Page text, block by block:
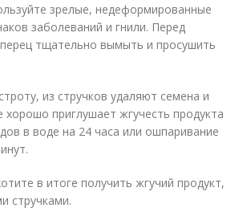
зрелые, недеформированные
заболеваний и гнили. Перед
тщательно вымыть и просушить
из стручков удаляют семена и
хорошо приглушает жгучесть продукта
в воде на 24 часа или ошпаривание
в итоге получить жгучий продукт,
стручками.